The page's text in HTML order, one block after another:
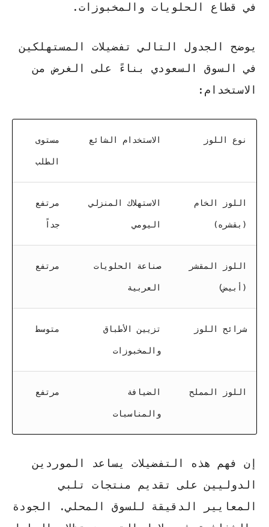
في قطاع الحلويات والمخبوزات.
يوضح الجدول التالي تفضيلات المستهلكين
في السوق السعودي بناءً على الغرض من
الاستخدام:
نوع اللوز الاستخدام الشائع مستوى
الطلب
اللوز الخام
(بقشره)
الاستهلاك المنزلي
اليومي
مرتفع
جداً
اللوز المقشر
(أبيض)
صناعة الحلويات
العربية
مرتفع
شرائح اللوز تزيين الأطباق
والمخبوزات
متوسط
اللوز المملح الضيافة
والمناسبات
مرتفع
إن فهم هذه التفضيلات يساعد الموردين
الدوليين على تقديم منتجات تلبي
المعايير الدقيقة للسوق المحلي.
الجودة